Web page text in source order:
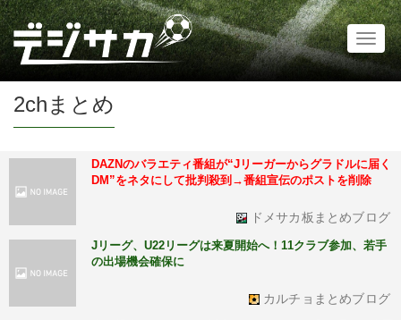
2chまとめ
DAZNのバラエティ番組が“Jリーガーからグラドルに届く
DM”をネタにして批判殺到→番組宣伝のポストを削除
ドメサカ板まとめブログ
Jリーグ、U22リーグは来夏開始へ！11クラブ参加、若手
の出場機会確保に
カルチョまとめブログ